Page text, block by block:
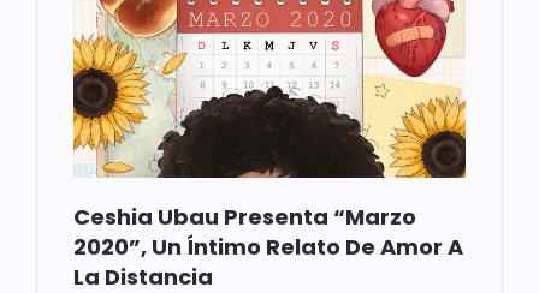
Ceshia Ubau Presenta “Marzo
2020”, Un Íntimo Relato De Amor A
La Distancia